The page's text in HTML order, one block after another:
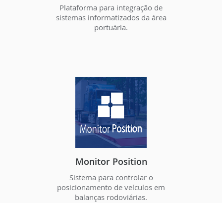
Plataforma para integração de
sistemas informatizados da área
portuária.
Monitor Position
Sistema para controlar o
posicionamento de veículos em
balanças rodoviárias.